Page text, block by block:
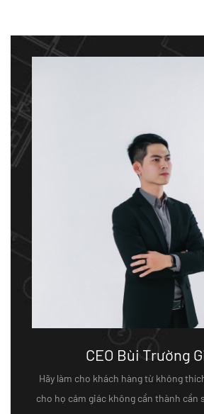
CEO Bùi Trường
Hãy làm cho khách hàng từ không
cho họ cảm giác không cần thành cần